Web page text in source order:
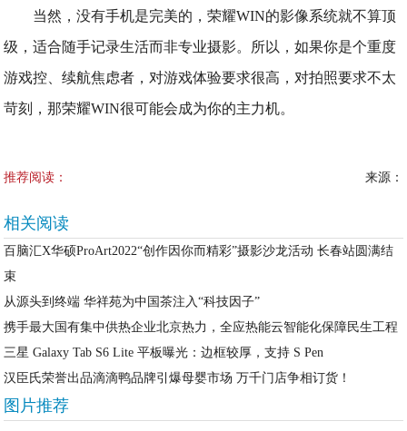
当然，没有手机是完美的，荣耀WIN的影像系统就不算顶
级，适合随手记录生活而非专业摄影。所以，如果你是个重度
游戏控、续航焦虑者，对游戏体验要求很高，对拍照要求不太
苛刻，那荣耀WIN很可能会成为你的主力机。
推荐阅读： 来源：
相关阅读
百脑汇X华硕ProArt2022“创作因你而精彩”摄影沙龙活动 长春站圆满结
束
从源头到终端 华祥苑为中国茶注入“科技因子”
携手最大国有集中供热企业北京热力，全应热能云智能化保障民生工程
三星 Galaxy Tab S6 Lite 平板曝光：边框较厚，支持 S Pen
汉臣氏荣誉出品滴滴鸭品牌引爆母婴市场 万千门店争相订货！
图片推荐